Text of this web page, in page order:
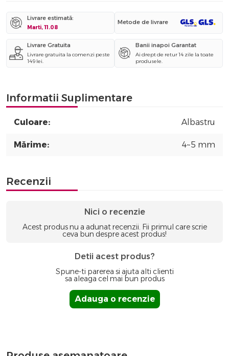
Livrare estimată:
Marti, 11.08
Metode de livrare
Livrare Gratuita
Livrare gratuita la comenzi peste
149 lei.
Banii inapoi Garantat
Ai drept de retur 14 zile la toate
produsele.
Informatii Suplimentare
Culoare: Albastru
Mărime: 4~5 mm
Recenzii
Nici o recenzie
Acest produs nu a adunat recenzii. Fii primul care scrie
ceva bun despre acest produs!
Detii acest produs?
Spune-ti parerea si ajuta alti clienti
sa aleaga cel mai bun produs
Adauga o recenzie